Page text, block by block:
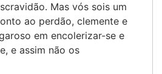
Mas vós sois um
ao perdão, clemente e
em encolerizar-se e
e assim não os